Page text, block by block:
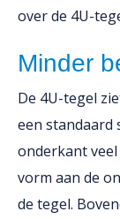
over de 4U-
Minder
De 4U-tegel
een standaard
onderkant
vorm aan de
de tegel.